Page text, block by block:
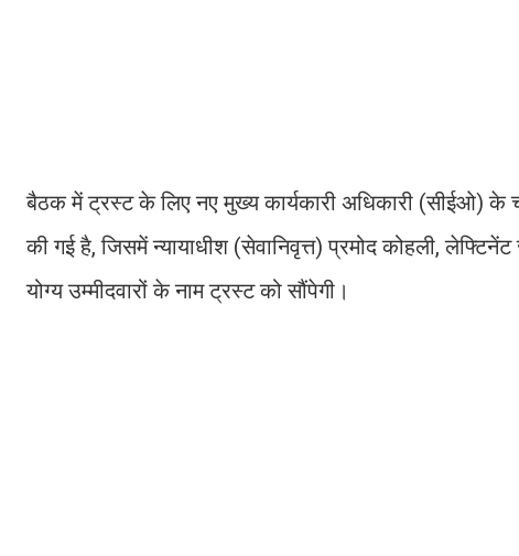
बैठक में ट्रस्ट के लिए नए मुख्य कार्यकारी अधिकारी (सीईओ) के
की गई है, जिसमें न्यायाधीश (सेवानिवृत्त) प्रमोद कोहली,
योग्य उम्मीदवारों के नाम ट्रस्ट को सौंपेगी।